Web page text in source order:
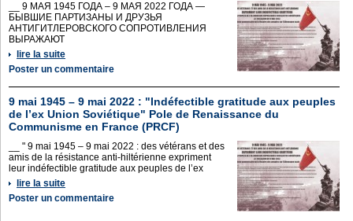
__ 9 МАЯ 1945 ГОДА – 9 МАЯ 2022 ГОДА —
БЫВШИЕ ПАРТИЗАНЫ И ДРУЗЬЯ
АНТИГИТЛЕРОВСКОГО СОПРОТИВЛЕНИЯ
ВЫРАЖАЮТ
lire la suite
Poster un commentaire
9 mai 1945 – 9 mai 2022 : "Indéfectible gratitude aux peuples
de l’ex Union Soviétique" Pole de Renaissance du
Communisme en France (PRCF)
__ " 9 mai 1945 – 9 mai 2022 : des vétérans et des
amis de la résistance anti-hiltérienne expriment
leur indéfectible gratitude aux peuples de l’ex
lire la suite
Poster un commentaire